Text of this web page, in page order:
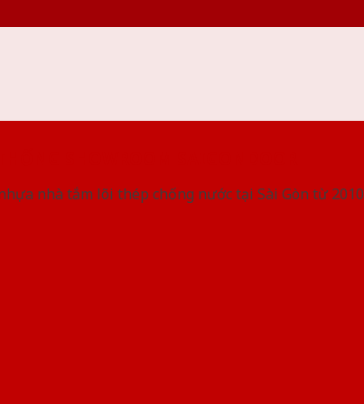
nhà tắm lõi thép chống nước tại Sài Gòn từ 2010